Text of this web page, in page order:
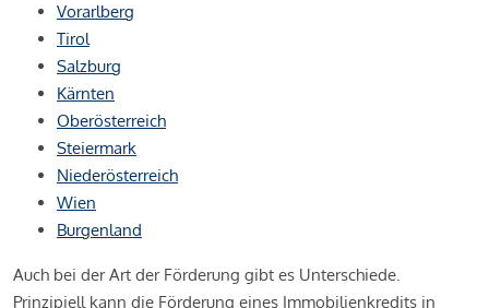
Vorarlberg
Tirol
Salzburg
Kärnten
Oberösterreich
Steiermark
Niederösterreich
Wien
Burgenland
Auch bei der Art der Förderung gibt es Unterschiede.
Prinzipiell kann die Förderung eines Immobilienkredits in